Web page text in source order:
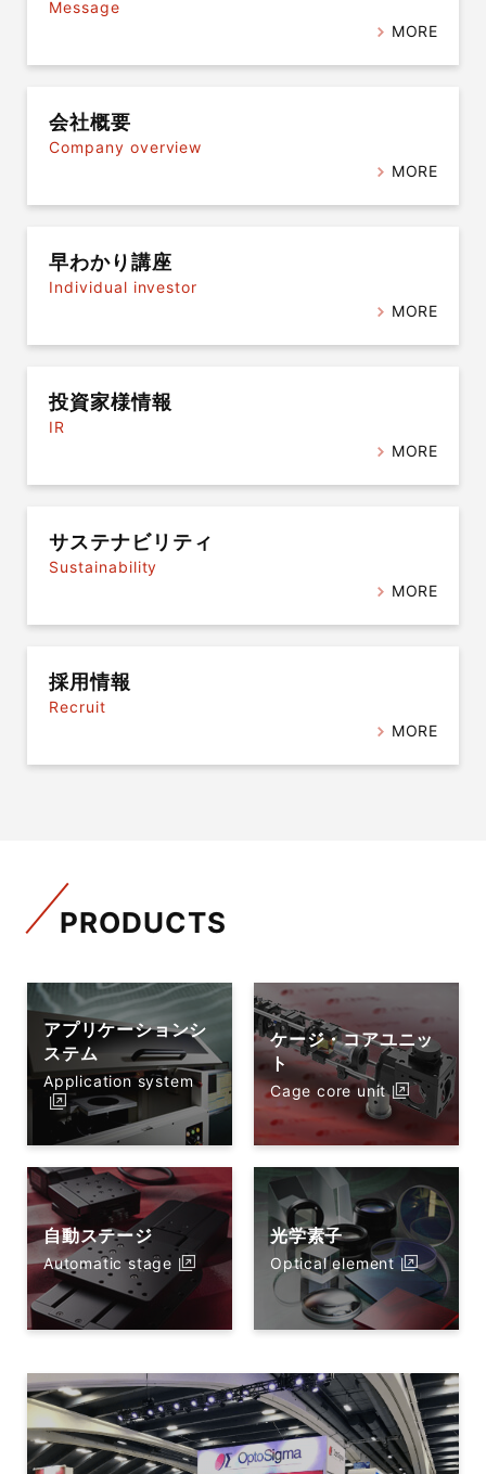
Message
MORE
会社概要
Company overview
MORE
早わかり講座
Individual investor
MORE
投資家様情報
IR
MORE
サステナビリティ
Sustainability
MORE
採用情報
Recruit
MORE
PRODUCTS
アプリケーションシ
ステム
Application system
ケージ・コアユニッ
ト
Cage core unit
自動ステージ
Automatic stage
光学素子
Optical element